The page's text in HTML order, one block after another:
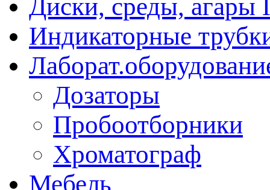
Диски, среды, агары
Индикаторные
Дозаторы
Пробоотборники
Хроматограф
Мебель